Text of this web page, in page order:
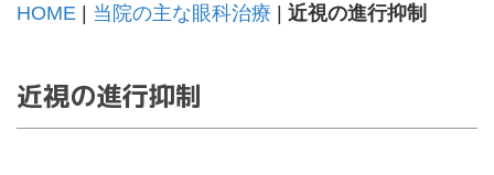
HOME | 当院の主な眼科治療 | 近視の進行抑制
近視の進行抑制